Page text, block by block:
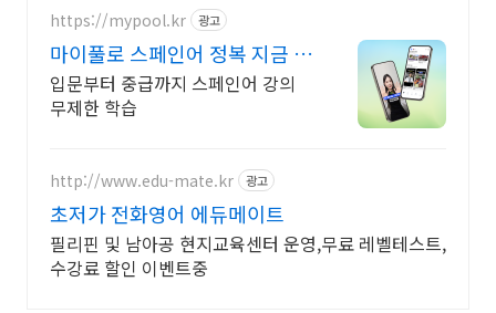
https://mypool.kr 광고
마이풀로 스페인어 정복 지금 다
운로드 받기
입문부터 중급까지 스페인어 강의
무제한 학습
http://www.edu-mate.kr 광고
초저가 전화영어 에듀메이트
필리핀 및 남아공 현지교육센터 운영,무료 레벨테스트,
수강료 할인 이벤트중